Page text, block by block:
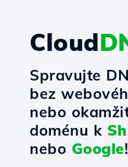
Cloud
Spravujte
bez
nebo
doménu k
nebo Google!